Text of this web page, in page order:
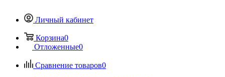
Личный кабинет
Корзина0
Отложенные0
Сравнение товаров0